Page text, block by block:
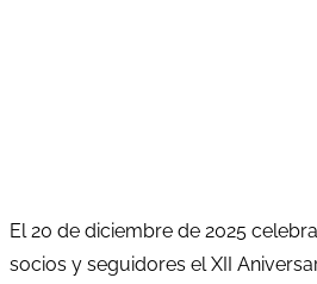
El 20 de diciembre de 2025
socios y seguidores el XII